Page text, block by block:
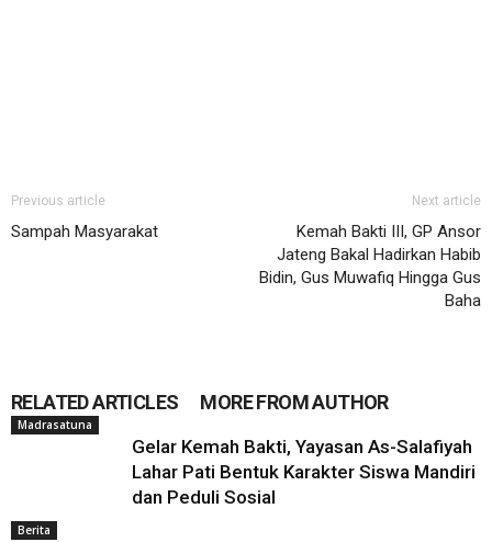
Previous article
Sampah Masyarakat
Next article
Kemah Bakti III, GP Ansor
Jateng Bakal Hadirkan Habib
Bidin, Gus Muwafiq Hingga Gus
Baha
RELATED ARTICLES MORE FROM AUTHOR
Madrasatuna
Gelar Kemah Bakti, Yayasan As-Salafiyah
Lahar Pati Bentuk Karakter Siswa Mandiri
dan Peduli Sosial
Berita